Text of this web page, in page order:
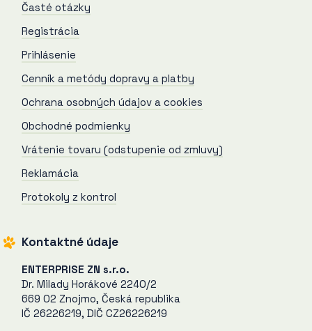
Časté otázky
Registrácia
Prihlásenie
Cenník a metódy dopravy a platby
Ochrana osobných údajov a cookies
Obchodné podmienky
Vrátenie tovaru (odstupenie od zmluvy)
Reklamácia
Protokoly z kontrol
Kontaktné údaje
ENTERPRISE ZN s.r.o.
Dr. Milady Horákové 2240/2
669 02 Znojmo, Česká republika
IČ 26226219, DIČ CZ26226219